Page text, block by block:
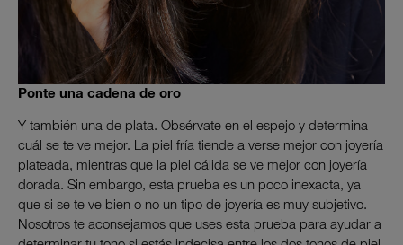
Ponte una cadena de oro
Y también una de plata. Obsérvate en el espejo y determina
cuál se te ve mejor. La piel fría tiende a verse mejor con joyería
plateada, mientras que la piel cálida se ve mejor con joyería
dorada. Sin embargo, esta prueba es un poco inexacta, ya
que si se te ve bien o no un tipo de joyería es muy subjetivo.
Nosotros te aconsejamos que uses esta prueba para ayudar a